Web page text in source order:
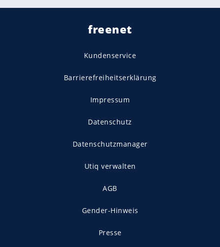
freenet
Kundenservice
Barrierefreiheitserklärung
Impressum
Datenschutz
Datenschutzmanager
Utiq verwalten
AGB
Gender-Hinweis
Presse